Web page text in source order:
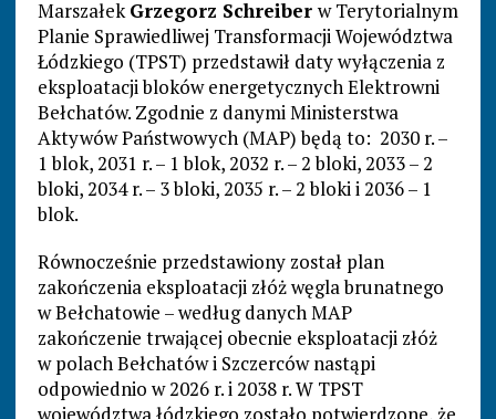
MarszałekGrzegorz Schreiber w Terytorialnym
Planie Sprawiedliwej Transformacji Województwa
Łódzkiego (TPST) przedstawił daty wyłączenia z
eksploatacji bloków energetycznych Elektrowni
Bełchatów. Zgodnie z danymi Ministerstwa
Aktywów Państwowych (MAP) będą to: 2030 r. –
1 blok, 2031 r. – 1 blok, 2032 r. – 2 bloki, 2033 – 2
bloki, 2034 r. – 3 bloki, 2035 r. – 2 bloki i 2036 – 1
blok.
Równocześnie przedstawiony został plan
zakończenia eksploatacji złóż węgla brunatnego
w Bełchatowie – według danych MAP
zakończenie trwającej obecnie eksploatacji złóż
w polach Bełchatów i Szczerców nastąpi
odpowiednio w 2026 r. i 2038 r. W TPST